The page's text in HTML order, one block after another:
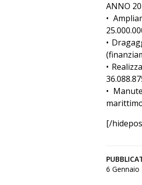
ANNO
•
•
•
•
[/
6 Gennaio